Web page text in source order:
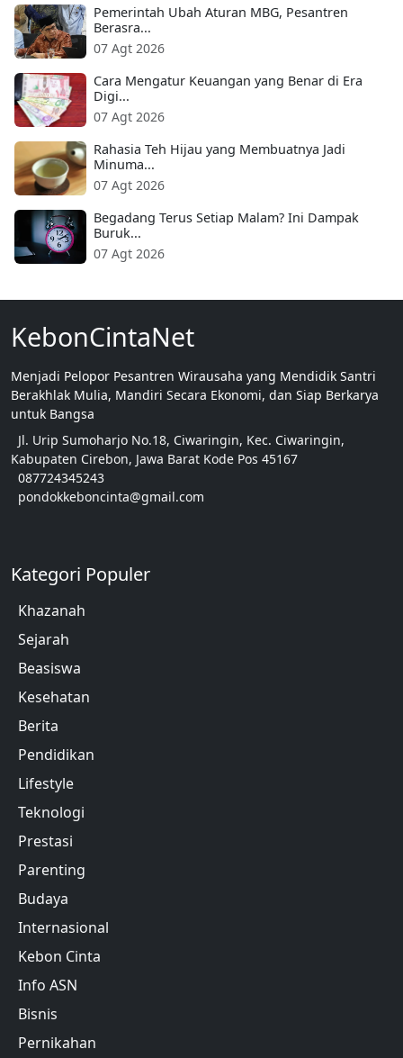
Pemerintah Ubah Aturan MBG, Pesantren
Berasra...
07 Agt 2026
Cara Mengatur Keuangan yang Benar di Era
Digi...
07 Agt 2026
Rahasia Teh Hijau yang Membuatnya Jadi
Minuma...
07 Agt 2026
Begadang Terus Setiap Malam? Ini Dampak
Buruk...
07 Agt 2026
KebonCintaNet
Menjadi Pelopor Pesantren Wirausaha yang Mendidik Santri
Berakhlak Mulia, Mandiri Secara Ekonomi, dan Siap Berkarya
untuk Bangsa
Jl. Urip Sumoharjo No.18, Ciwaringin, Kec. Ciwaringin,
Kabupaten Cirebon, Jawa Barat Kode Pos 45167
087724345243
pondokkeboncinta@gmail.com
Kategori Populer
Khazanah
Sejarah
Beasiswa
Kesehatan
Berita
Pendidikan
Lifestyle
Teknologi
Prestasi
Parenting
Budaya
Internasional
Kebon Cinta
Info ASN
Bisnis
Pernikahan